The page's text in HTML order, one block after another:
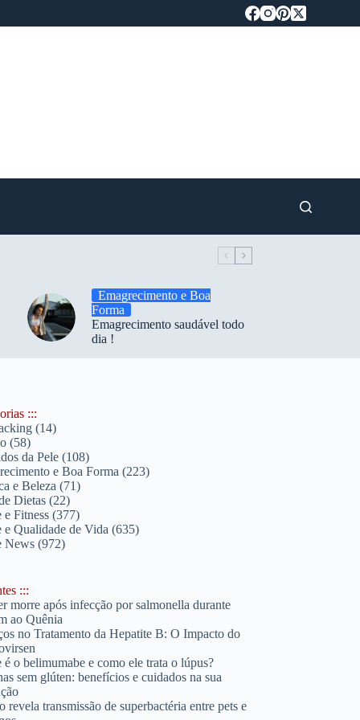
Emagrecimento e Boa
Forma
Emagrecimento saudável todo
dia !
:::
(14)
(58)
da Pele(108)
e Boa Forma (223)
e Beleza (71)
Dietas(22)
e Fitness(377)
e Qualidade de Vida (635)
News(972)
:::
morre após infecção por salmonella durante
ao Quênia
no Tratamento da Hepatite B: O Impacto do
é o belimumabe e como ele trata o lúpus?
sem glúten: benefícios e cuidados na sua
revela transmissão de superbactéria entre pets e